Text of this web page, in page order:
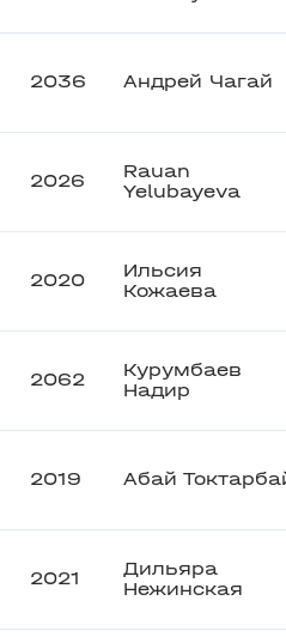
2036 Андрей Чагай
2026
Rauan
Yelubayeva
2020
Ильсия
Кожаева
2062
Курумбаев
Надир
2019 Абай
2021
Дильяра
Нежинская